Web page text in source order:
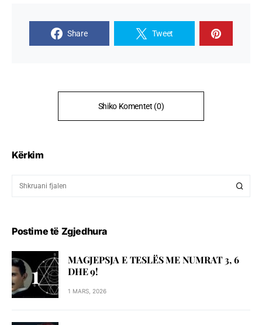
Share Tweet
Shiko Komentet (0)
Kërkim
Postime të Zgjedhura
MAGJEPSJA E TESLËS ME NUMRAT 3, 6
DHE 9!
1 MARS, 2026